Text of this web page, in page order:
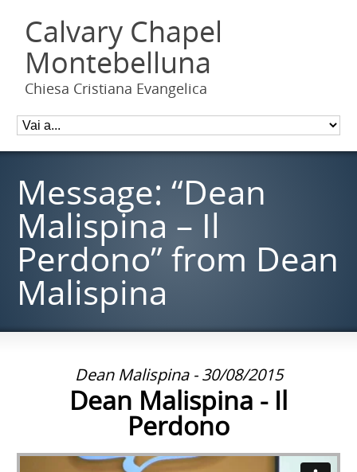
Calvary Chapel
Montebelluna
Chiesa Cristiana Evangelica
Message: “Dean
Malispina – Il
Perdono” from Dean
Malispina
Dean Malispina - 30/08/2015
Dean Malispina - Il
Perdono